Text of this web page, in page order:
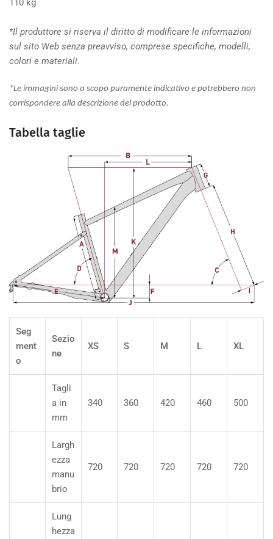
110 kg
*Il produttore si riserva il diritto di modificare le informazioni
sul sito Web senza preavviso, comprese specifiche, modelli,
colori e materiali.
*Le immagini sono a scopo puramente indicativo e potrebbero non
corrispondere alla descrizione del prodotto.
Tabella taglie
Seg
ment
o
Sezio
ne
XS S M L XL
Tagli
a in
mm
340 360 420 460 500
Largh
ezza
manu
brio
720 720 720 720 720
Lung
hezza